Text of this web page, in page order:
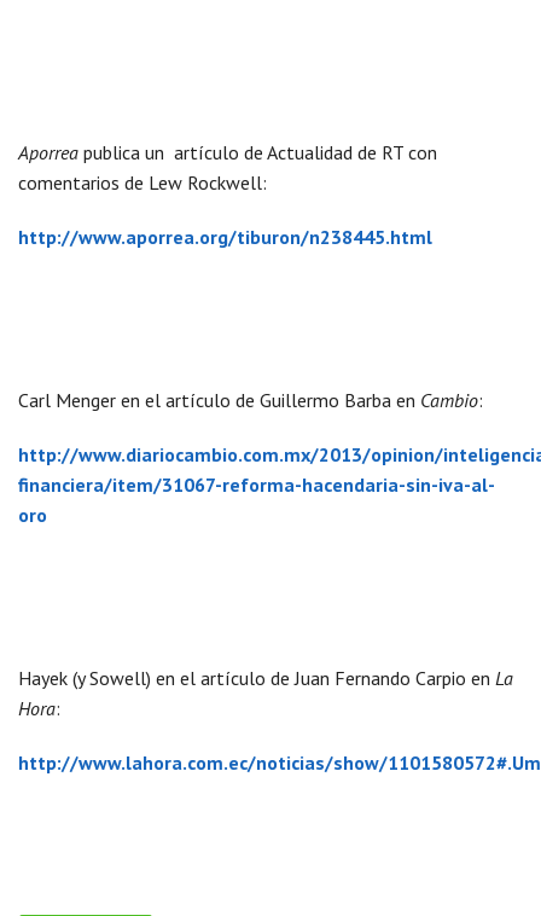
Aporrea publica un artículo de Actualidad de RT con
comentarios de Lew Rockwell:
http://www.aporrea.org/tiburon/n238445.html
Carl Menger en el artículo de Guillermo Barba en Cambio:
http://www.diariocambio.com.mx/2013/opinion/
financiera/item/31067-reforma-hacendaria-sin-iva-al-
oro
Hayek (y Sowell) en el artículo de Juan Fernando Carpio en La
Hora:
http://www.lahora.com.ec/noticias/show/